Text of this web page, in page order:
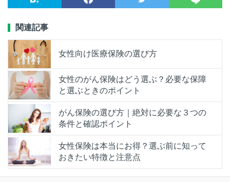
関連記事
女性向け医療保険の選び方
女性のがん保険はどう選ぶ？必要な保障
と選ぶときのポイント
がん保険の選び方｜絶対に必要な３つの
条件と確認ポイント
女性保険は本当にお得？選ぶ前に知って
おきたい特徴と注意点